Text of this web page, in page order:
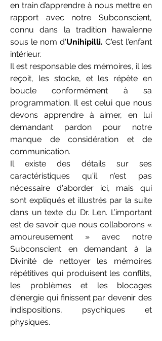
en train d’apprendre à nous mettre en
rapport avec notre Subconscient,
connu dans la tradition hawaïenne
sous le nom d'Unihipilli. C'est l'enfant
intérieur.
Il est responsable des mémoires, il les
reçoit, les stocke, et les répète en
boucle conformément à sa
programmation. Il est celui que nous
devons apprendre à aimer, en lui
demandant pardon pour notre
manque de considération et de
communication.
Il existe des détails sur ses
caractéristiques qu'il n'est pas
nécessaire d'aborder ici, mais qui
sont expliqués et illustrés par la suite
dans un texte du Dr. Len. L’important
est de savoir que nous collaborons «
amoureusement » avec notre
Subconscient en demandant à la
Divinité de nettoyer les mémoires
répétitives qui produisent les conflits,
les problèmes et les blocages
d'énergie qui finissent par devenir des
indispositions, psychiques et
physiques.